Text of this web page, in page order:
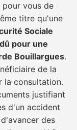
vous de
titre qu'une
Sociale
pour une
Bouillargues.
de la
la consultation.
justifiant
d'un accident
des